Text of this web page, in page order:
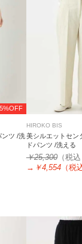
ンツ /洗
HIROKO BIS
美シルエットセン
ドパンツ /洗える
￥25,300（税
→ ￥4,554（税